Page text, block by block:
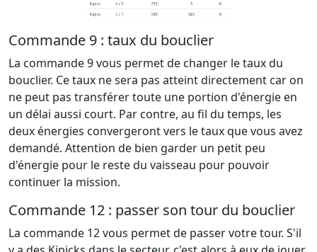
Commande 9 : taux du bouclier
La commande 9 vous permet de changer le taux du
bouclier. Ce taux ne sera pas atteint directement car on
ne peut pas transférer toute une portion d'énergie en
un délai aussi court. Par contre, au fil du temps, les
deux énergies convergeront vers le taux que vous avez
demandé. Attention de bien garder un petit peu
d'énergie pour le reste du vaisseau pour pouvoir
continuer la mission.
Commande 12 : passer son tour du bouclier
La commande 12 vous permet de passer votre tour. S'il